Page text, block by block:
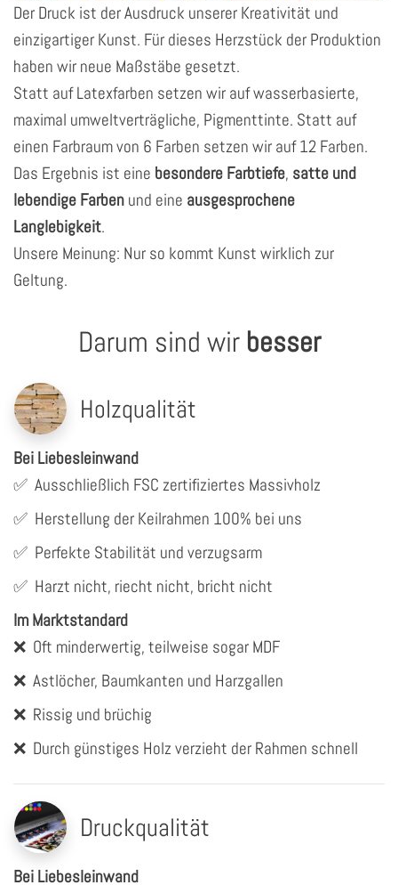
Der Druck ist der Ausdruck unserer Kreativität und
einzigartiger Kunst. Für dieses Herzstück der Produktion
haben wir neue Maßstäbe gesetzt.
Statt auf Latexfarben setzen wir auf wasserbasierte,
maximal umweltverträgliche, Pigmenttinte. Statt auf
einen Farbraum von 6 Farben setzen wir auf 12 Farben.
Das Ergebnis ist eine besondere Farbtiefe, satte und
lebendige Farben und eine ausgesprochene
Langlebigkeit.
Unsere Meinung: Nur so kommt Kunst wirklich zur
Geltung.
Darum sind wir besser
Holzqualität
Bei Liebesleinwand
✅ Ausschließlich FSC zertifiziertes Massivholz
✅ Herstellung der Keilrahmen 100% bei uns
✅ Perfekte Stabilität und verzugsarm
✅ Harzt nicht, riecht nicht, bricht nicht
Im Marktstandard
❌ Oft minderwertig, teilweise sogar MDF
❌ Astlöcher, Baumkanten und Harzgallen
❌ Rissig und brüchig
❌ Durch günstiges Holz verzieht der Rahmen schnell
Druckqualität
Bei Liebesleinwand